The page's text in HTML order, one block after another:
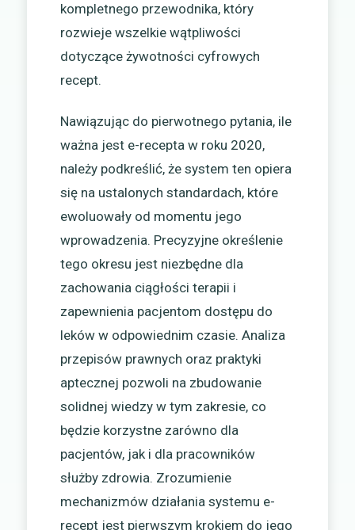
kompletnego przewodnika, który
rozwieje wszelkie wątpliwości
dotyczące żywotności cyfrowych
recept.
Nawiązując do pierwotnego pytania, ile
ważna jest e-recepta w roku 2020,
należy podkreślić, że system ten opiera
się na ustalonych standardach, które
ewoluowały od momentu jego
wprowadzenia. Precyzyjne określenie
tego okresu jest niezbędne dla
zachowania ciągłości terapii i
zapewnienia pacjentom dostępu do
leków w odpowiednim czasie. Analiza
przepisów prawnych oraz praktyki
aptecznej pozwoli na zbudowanie
solidnej wiedzy w tym zakresie, co
będzie korzystne zarówno dla
pacjentów, jak i dla pracowników
służby zdrowia. Zrozumienie
mechanizmów działania systemu e-
recept jest pierwszym krokiem do jego